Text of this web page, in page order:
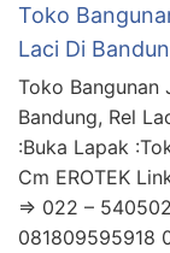
Toko
Laci Di
Toko Bangunan
Bandung, Rel
:Buka Lapak
Cm EROTEK
=> 022 –
081809595918